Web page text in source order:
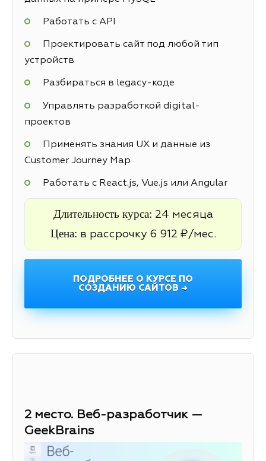
Работать с API
Проектировать сайт под любой тип
устройств
Разбираться в legacy-коде
Управлять разработкой digital-
проектов
Применять знания UX и данные из
Customer Journey Map
Работать с React.js, Vue.js или Angular
Длительность курса: 24 месяца
Цена: в рассрочку 6 912 ₽/мес.
ПОДРОБНЕЕ О КУРСЕ ПО
СОЗДАНИЮ САЙТОВ →
2 место. Веб-разработчик —
GeekBrains